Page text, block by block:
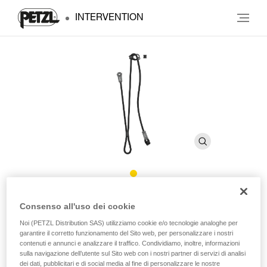
INTERVENTION
DUAL CONNECT ADJUST
Cordino doppio regolabile
Progettato per le truppe di montagna, DUAL CONNECT
Consenso all'uso dei cookie
Noi (PETZL Distribution SAS) utilizziamo cookie e/o tecnologie analoghe per
garantire il corretto funzionamento del Sito web, per personalizzare i nostri
contenuti e annunci e analizzare il traffico. Condividiamo, inoltre, informazioni
sulla navigazione dell’utente sul Sito web con i nostri partner di servizi di analisi
dei dati, pubblicitari e di social media al fine di personalizzare le nostre